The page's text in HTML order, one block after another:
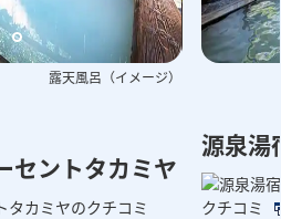
客室（イ
露天風呂（イメージ）
ントタカミヤ
源泉
クチコミ